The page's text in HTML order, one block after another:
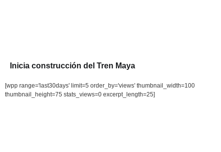
Inicia construcción del Tren Maya
[wpp range='last30days' limit=5 order_by='views' thumbnail_width=100
thumbnail_height=75 stats_views=0 excerpt_length=25]